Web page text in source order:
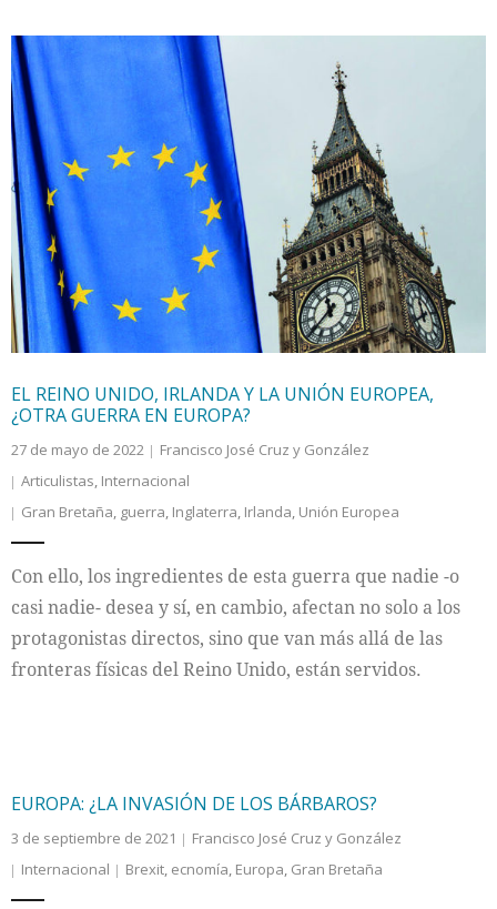
EL REINO UNIDO, IRLANDA Y LA UNIÓN EUROPEA,
¿OTRA GUERRA EN EUROPA?
27 de mayo de 2022
Francisco José Cruz y González
Articulistas, Internacional
Gran Bretaña, guerra, Inglaterra, Irlanda, Unión Europea
Con ello, los ingredientes de esta guerra que nadie -o
casi nadie- desea y sí, en cambio, afectan no solo a los
protagonistas directos, sino que van más allá de las
fronteras físicas del Reino Unido, están servidos.
EUROPA: ¿LA INVASIÓN DE LOS BÁRBAROS?
3 de septiembre de 2021
Francisco José Cruz y González
Internacional
Brexit, ecnomía, Europa, Gran Bretaña